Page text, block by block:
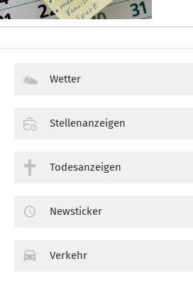
Wetter
Stellenanzeigen
Todesanzeigen
Newsticker
Verkehr